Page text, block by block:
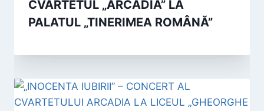
CVARTETUL „ARCADIA” LA
PALATUL „TINERIMEA ROMÂNĂ”